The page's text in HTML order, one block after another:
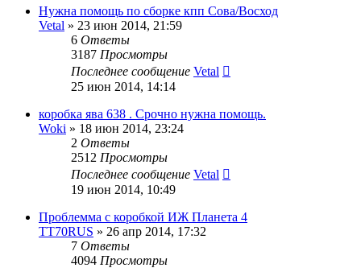
Нужна помощь по сборке кпп Сова/Восход
Vetal » 23 июн 2014, 21:59
6 Ответы
3187 Просмотры
Последнее сообщение Vetal
25 июн 2014, 14:14
коробка ява 638 . Срочно нужна помощь.
Woki » 18 июн 2014, 23:24
2 Ответы
2512 Просмотры
Последнее сообщение Vetal
19 июн 2014, 10:49
Проблемма с коробкой ИЖ Планета 4
TT70RUS » 26 апр 2014, 17:32
7 Ответы
4094 Просмотры